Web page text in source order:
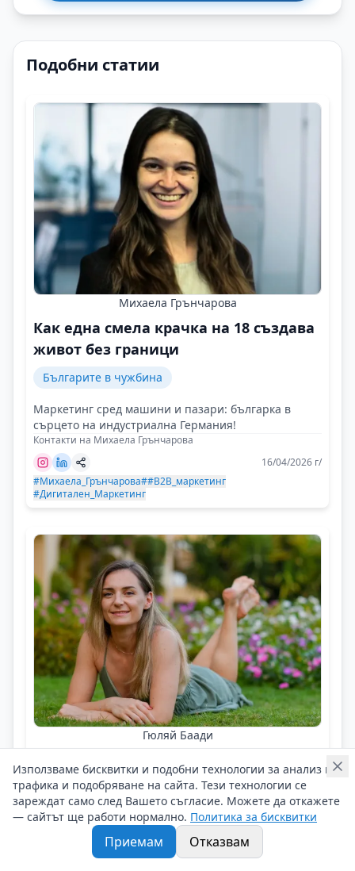
Подобни статии
Михаела Грънчарова
Как една смела крачка на 18 създава
живот без граници
Българите в чужбина
Маркетинг сред машини и пазари: българка в
сърцето на индустриална Германия!
Контакти на Михаела Грънчарова
16/04/2026 г/
#Михаела_Грънчарова##B2B_маркетинг
#Дигитален_Маркетинг
Гюляй Баади
числото в банковата сметка
Българите в чужбина
В ОАЕ да се събудиш в 6:00 часа сутринта и да
отидеш в офиса между 7-8 часа е напълно
Използваме бисквитки и подобни технологии за анализ на
трафика и подобряване на сайта. Тези технологии се
зареждат само след Вашето съгласие. Можете да откажете
— сайтът ще работи нормално. Политика за бисквитки
Приемам Отказвам